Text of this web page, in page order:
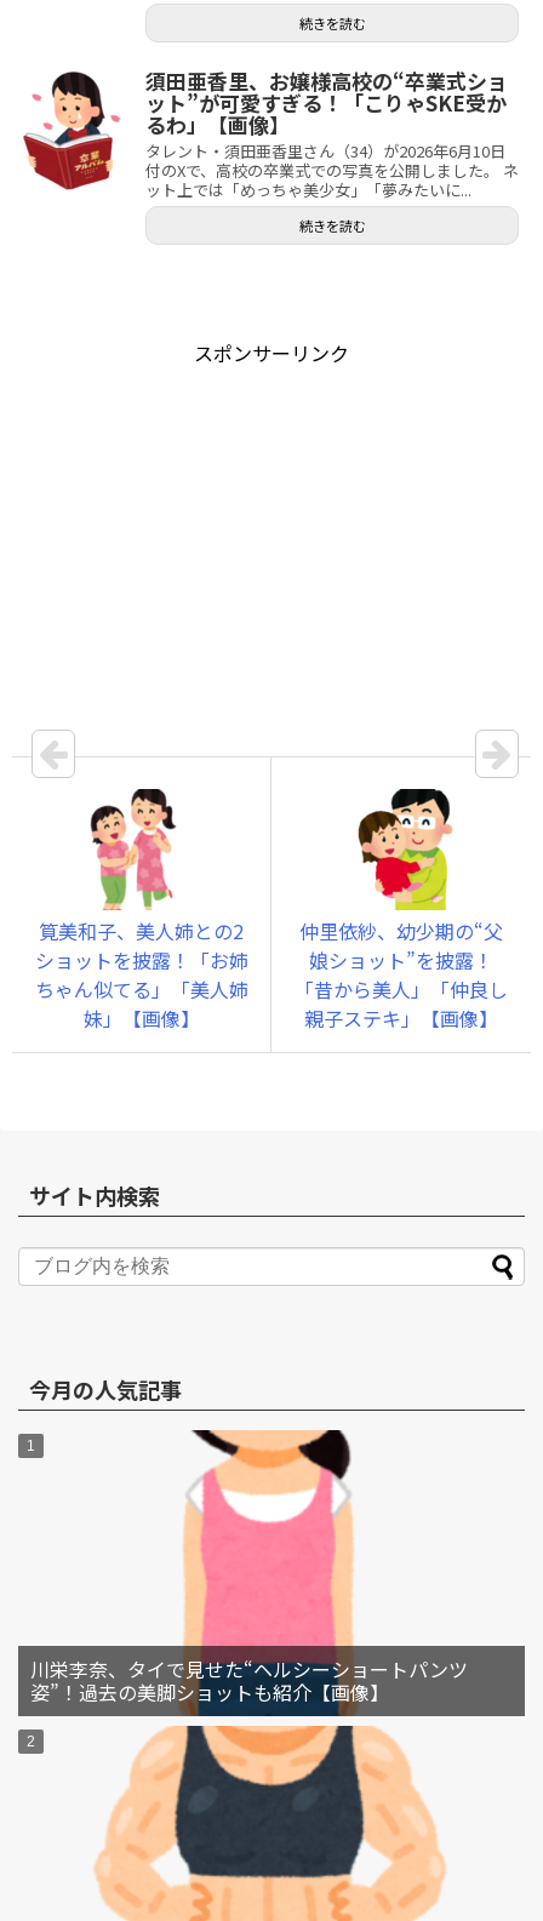
続きを読む
須田亜香里、お嬢様高校の“卒業式ショ
ット”が可愛すぎる！「こりゃSKE受か
るわ」【画像】
タレント・須田亜香里さん（34）が2026年6月10日
付のXで、高校の卒業式での写真を公開しました。 ネ
ット上では「めっちゃ美少女」「夢みたいに...
続きを読む
スポンサーリンク
筧美和子、美人姉との2
ショットを披露！「お姉
ちゃん似てる」「美人姉
妹」【画像】
仲里依紗、幼少期の“父
娘ショット”を披露！
「昔から美人」「仲良し
親子ステキ」【画像】
サイト内検索
今月の人気記事
川栄李奈、タイで見せた“ヘルシーショートパンツ
姿”！過去の美脚ショットも紹介【画像】